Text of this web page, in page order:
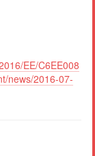
EE/C6EE008
news/2016-07-